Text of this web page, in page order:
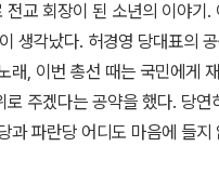
선거운동에 들어갑니다. 6학
또 허풍을 떤다고 아예 쳐다보
는 4학년과 5학년도 투표를 하
어요. 결국 금동기는 금도끼가
회장에 당선된 후 전교회장이
전교 회장이 된 소년의 이야기.
생각났다. 허경영 당대표의
래, 이번 총선 때는 국민에게
로 주겠다는 공약을 했다. 당연
과 파란당 어디도 마음에 들지